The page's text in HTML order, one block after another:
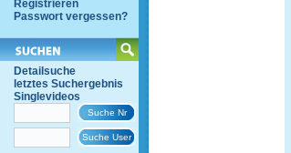
Registrieren
Passwort vergessen?
Detailsuche
letztes Suchergebnis
Singlevideos